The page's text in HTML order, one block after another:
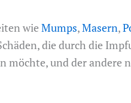
wie Mumps,Masern,
die durch die
und der andere